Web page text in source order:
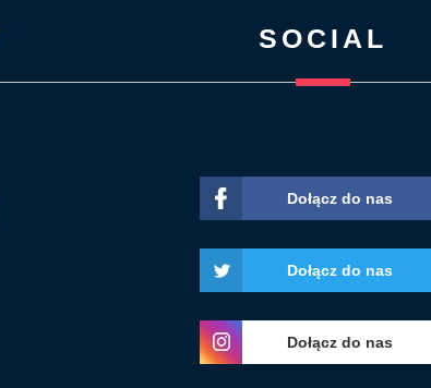
SOCIAL
Dołącz do nas
Dołącz do nas
Dołącz do nas